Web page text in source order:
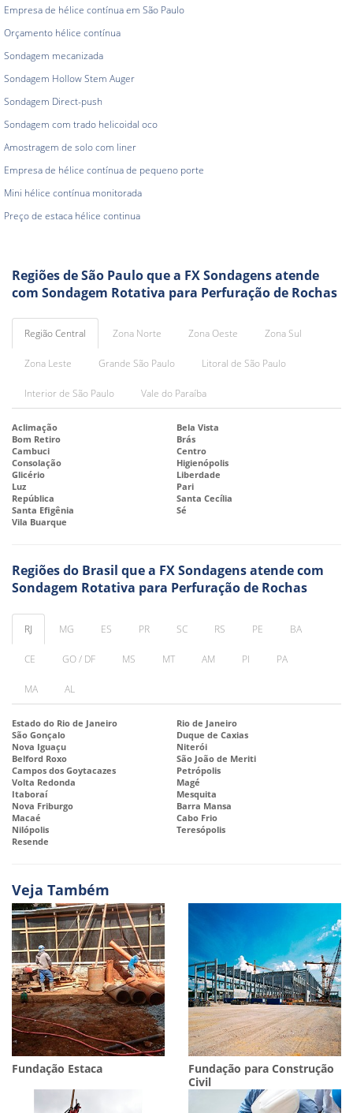
Empresa de hélice contínua em São Paulo
Orçamento hélice contínua
Sondagem mecanizada
Sondagem Hollow Stem Auger
Sondagem Direct-push
Sondagem com trado helicoidal oco
Amostragem de solo com liner
Empresa de hélice contínua de pequeno porte
Mini hélice contínua monitorada
Preço de estaca hélice continua
Regiões de São Paulo que a FX Sondagens atende
com Sondagem Rotativa para Perfuração de Rochas
Região Central Zona Norte Zona Oeste Zona Sul
Zona Leste Grande São Paulo Litoral de São Paulo
Interior de São Paulo Vale do Paraíba
Aclimação
Bela Vista
Bom Retiro
Brás
Cambuci
Centro
Consolação
Higienópolis
Glicério
Liberdade
Luz
Pari
República
Santa Cecília
Santa Efigênia
Sé
Vila Buarque
Regiões do Brasil que a FX Sondagens atende com
Sondagem Rotativa para Perfuração de Rochas
RJ MG ES PR SC RS PE BA
CE GO / DF MS MT AM PI PA
MA AL
Estado do Rio de Janeiro
Rio de Janeiro
São Gonçalo
Duque de Caxias
Nova Iguaçu
Niterói
Belford Roxo
São João de Meriti
Campos dos Goytacazes
Petrópolis
Volta Redonda
Magé
Itaboraí
Mesquita
Nova Friburgo
Barra Mansa
Macaé
Cabo Frio
Nilópolis
Teresópolis
Resende
Veja Também
Fundação Estaca
Fundação para Construção
Civil